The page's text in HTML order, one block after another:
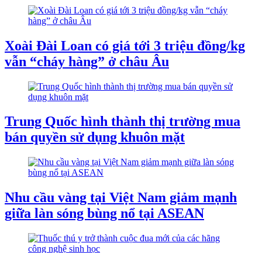
Xoài Đài Loan có giá tới 3 triệu đồng/kg
vẫn “cháy hàng” ở châu Âu
Trung Quốc hình thành thị trường mua
bán quyền sử dụng khuôn mặt
Nhu cầu vàng tại Việt Nam giảm mạnh
giữa làn sóng bùng nổ tại ASEAN